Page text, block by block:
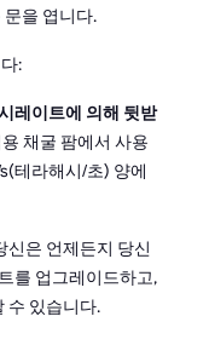
을 엽니다.
:
레이트에 의해 뒷받
채굴 팜에서 사용
테라해시/초) 양에
신은 언제든지 당신
를 업그레이드하고,
수 있습니다.